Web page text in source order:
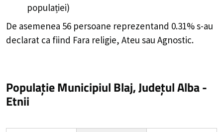
populației)
De asemenea 56 persoane reprezentand 0.31% s-au
declarat ca fiind Fara religie, Ateu sau Agnostic.
Populație Municipiul Blaj, Județul Alba -
Etnii